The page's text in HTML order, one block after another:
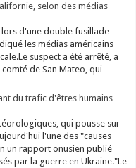
a
selon des médias
lors d'une double fusillade
les médias américains
suspect a été arrêté, a
de San Mateo, qui
du trafic d'êtres humains
qui pousse sur
l'une des "causes
un rapport onusien publié
par la guerre en Ukraine."Le